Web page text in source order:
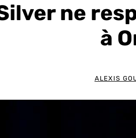
ne
à
ALEXIS